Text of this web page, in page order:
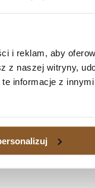
i reklam, aby
naszej witryny,
informacje z
od dnia
kredytu nieważna w
jest dużym